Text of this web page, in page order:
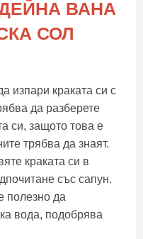
ВАНА
СОЛ
изпари краката си с
да разберете
си, защото това е
трябва да знаят.
краката си в
със сапун.
полезно да
вода, подобрява